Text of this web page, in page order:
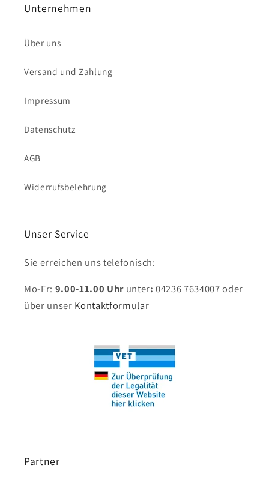
Unternehmen
Über uns
Versand und Zahlung
Impressum
Datenschutz
AGB
Widerrufsbelehrung
Unser Service
Sie erreichen uns telefonisch:
Mo-Fr: 9.00-11.00 Uhr unter:04236 7634007 oder
über unser Kontaktformular
Partner